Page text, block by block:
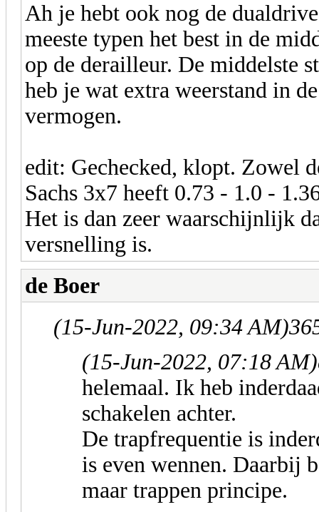
Ah je hebt ook nog de
meeste typen het best in de
op de derailleur. De middelste
heb je wat extra weerstand in
vermogen.
edit: Gechecked, klopt. Zowel
Sachs 3x7 heeft 0.73 - 1.0 -
Het is dan zeer waarschijnlijk
versnelling is.
de Boer
(15-Jun-2022, 09:34 AM)
(15-Jun-2022, 07:18 AM)
helemaal. Ik heb
schakelen achter.
De trapfrequentie is
is even wennen. Daarbij
maar trappen principe.